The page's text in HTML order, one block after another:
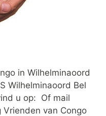
in Wilhelminaoord
Wilhelminaoord Bel
u op: Of mail
van Congo